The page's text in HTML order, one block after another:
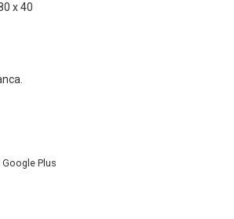
x 40
Google Plus